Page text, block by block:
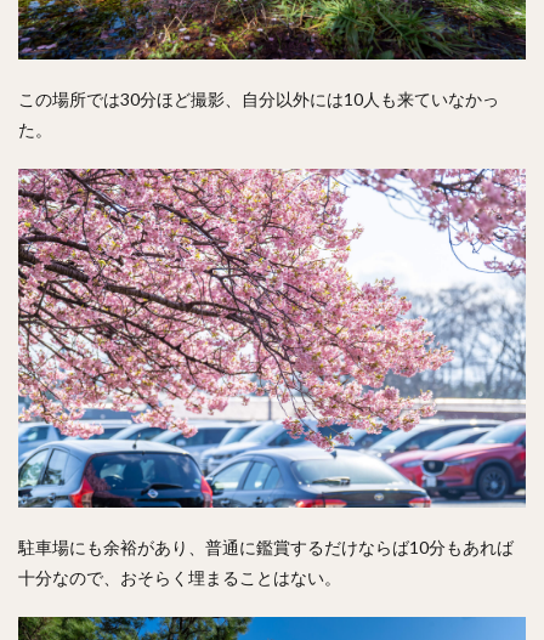
この場所では30分ほど撮影、自分以外には10人も来ていなかっ
た。
駐車場にも余裕があり、普通に鑑賞するだけならば10分もあれば
十分なので、おそらく埋まることはない。